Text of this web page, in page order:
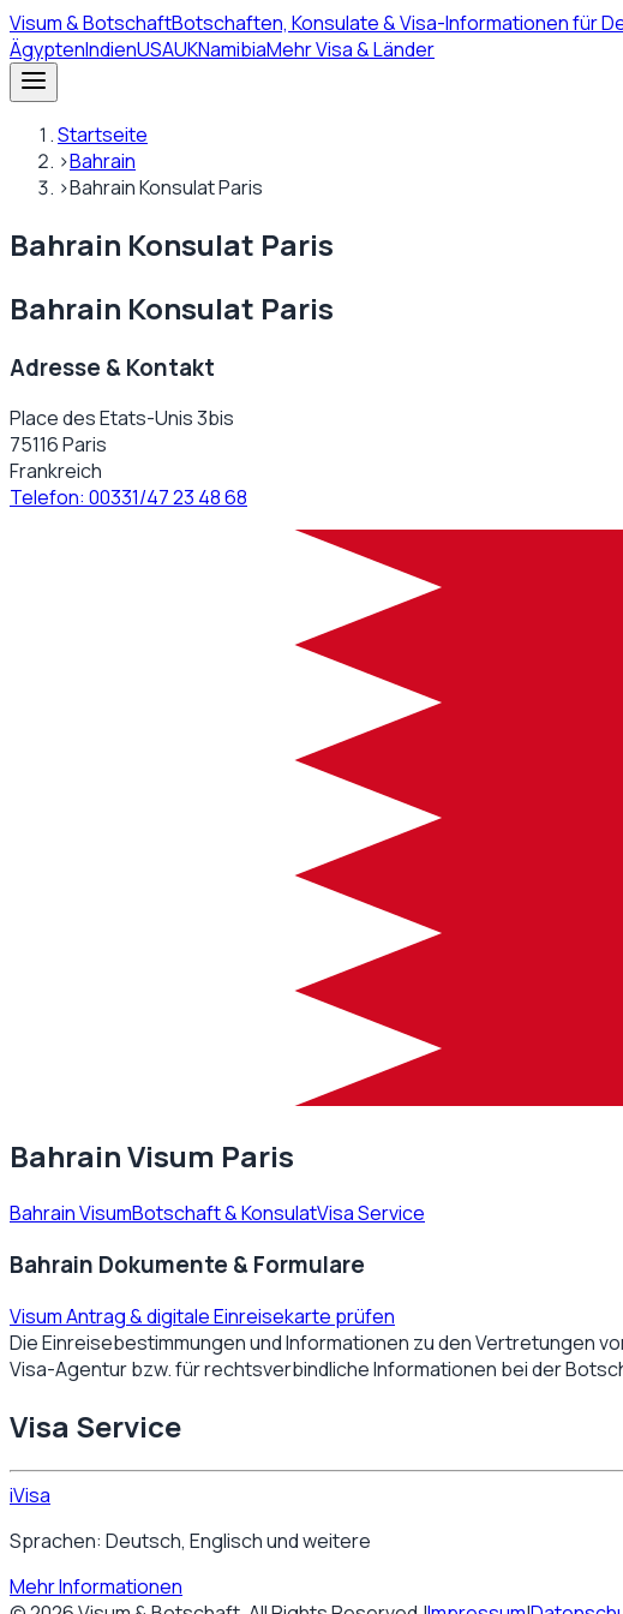
Visum& BotschaftBotschaften, Konsulate & Visa-Informationen für
ÄgyptenIndienUSAUKNamibiaMehr Visa & Länder
Startseite
›Bahrain
›Bahrain Konsulat Paris
Bahrain Konsulat Paris
Bahrain Konsulat Paris
Adresse & Kontakt
Place des Etats-Unis 3bis
75116 Paris
Frankreich
Telefon: 00331/47 23 48 68
Bahrain Visum Paris
Bahrain VisumBotschaft & KonsulatVisa Service
Bahrain Dokumente & Formulare
Visum Antrag & digitale Einreisekarte prüfen
Die Einreisebestimmungen und Informationen zu den Vertretungen
Visa-Agentur bzw. für rechtsverbindliche Informationen bei der
Visa Service
iVisa
Sprachen: Deutsch, Englisch und weitere
Mehr Informationen